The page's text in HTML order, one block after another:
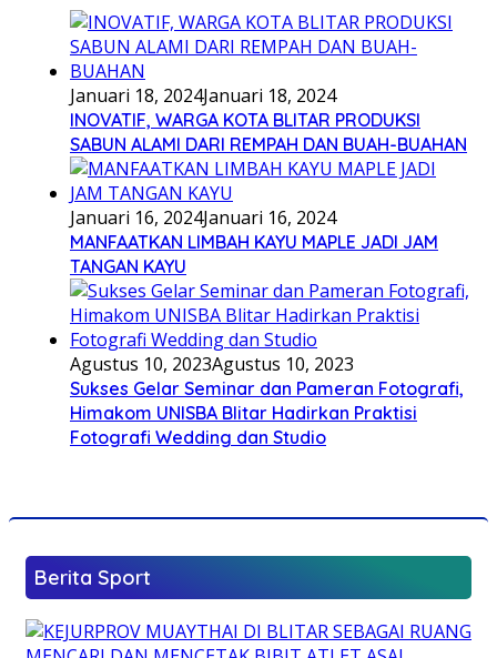
Januari 18, 2024Januari 18, 2024
INOVATIF, WARGA KOTA BLITAR PRODUKSI
SABUN ALAMI DARI REMPAH DAN BUAH-BUAHAN
Januari 16, 2024Januari 16, 2024
MANFAATKAN LIMBAH KAYU MAPLE JADI JAM
TANGAN KAYU
Agustus 10, 2023Agustus 10, 2023
Sukses Gelar Seminar dan Pameran Fotografi,
Himakom UNISBA Blitar Hadirkan Praktisi
Fotografi Wedding dan Studio
Berita Sport